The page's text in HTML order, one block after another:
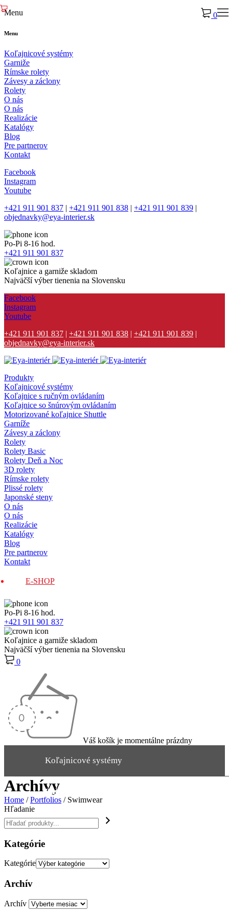
Menu
Menu
Koľajnicové systémy
Garniže
Rímske rolety
Závesy a záclony
Rolety
O nás
O nás
Realizácie
Katalógy
Blog
Pre partnerov
Kontakt
Facebook
Instagram
Youtube
+421 911 901 837 | +421 911 901 838 | +421 911 901 839 |
objednavky@eya-interier.sk
Po-Pi 8-16 hod.
+421 911 901 837
Koľajnice a garniže skladom
Najväčší výber tienenia na Slovensku
0
Facebook
Instagram
Youtube
+421 911 901 837 | +421 911 901 838 | +421 911 901 839 |
objednavky@eya-interier.sk
Produkty
Koľajnicové systémy
Koľajnice s ručným ovládaním
Koľajnice so šnúrovým ovládaním
Motorizované koľajnice Shuttle
Garníže
Závesy a záclony
Rolety
Rolety Basic
Rolety Deň a Noc
3D rolety
Rímske rolety
Plissé rolety
Japonské steny
O nás
O nás
Realizácie
Katalógy
Blog
Pre partnerov
Kontakt
E-SHOP
Po-Pi 8-16 hod.
+421 911 901 837
Koľajnice a garniže skladom
Najväčší výber tienenia na Slovensku
0
Váš košík je momentálne prázdny
Koľajnicové systémy
Garniže
Rímske rolety
Závesy a záclony
Rolety
Archívy
Home / Portfolios / Swimwear
Hľadanie
Kategórie
Kategórie
Archív
Archív